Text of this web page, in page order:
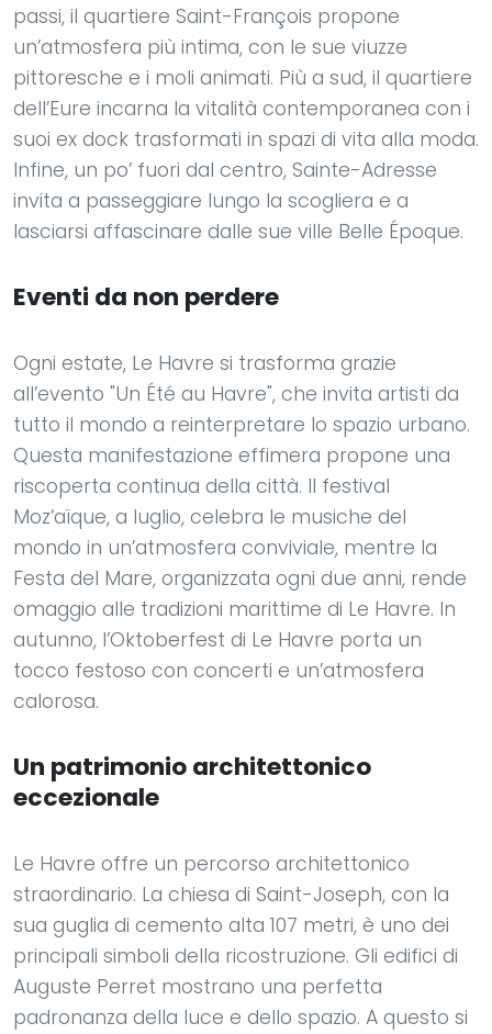
passi, il quartiere Saint-François propone
un’atmosfera più intima, con le sue viuzze
pittoresche e i moli animati. Più a sud, il quartiere
dell’Eure incarna la vitalità contemporanea con i
suoi ex dock trasformati in spazi di vita alla moda.
Infine, un po’ fuori dal centro, Sainte-Adresse
invita a passeggiare lungo la scogliera e a
lasciarsi affascinare dalle sue ville Belle Époque.
Eventi da non perdere
Ogni estate, Le Havre si trasforma grazie
all’evento "Un Été au Havre", che invita artisti da
tutto il mondo a reinterpretare lo spazio urbano.
Questa manifestazione effimera propone una
riscoperta continua della città. Il festival
Moz’aïque, a luglio, celebra le musiche del
mondo in un’atmosfera conviviale, mentre la
Festa del Mare, organizzata ogni due anni, rende
omaggio alle tradizioni marittime di Le Havre. In
autunno, l’Oktoberfest di Le Havre porta un
tocco festoso con concerti e un’atmosfera
calorosa.
Un patrimonio architettonico
eccezionale
Le Havre offre un percorso architettonico
straordinario. La chiesa di Saint-Joseph, con la
sua guglia di cemento alta 107 metri, è uno dei
principali simboli della ricostruzione. Gli edifici di
Auguste Perret mostrano una perfetta
padronanza della luce e dello spazio. A questo si